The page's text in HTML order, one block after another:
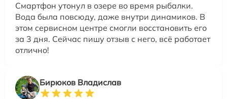
Смартфон утонул в озере во время рыбалки.
Вода была повсюду, даже внутри динамиков. В
этом сервисном центре смогли восстановить его
за 3 дня. Сейчас пишу отзыв с него, всё работает
отлично!
Бирюков Владислав